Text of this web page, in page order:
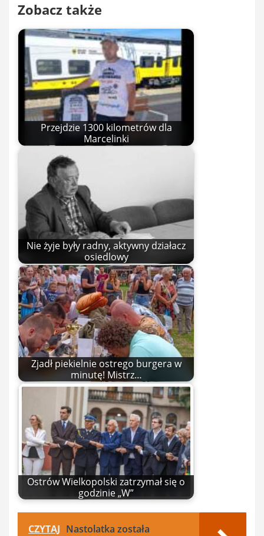
Zobacz także
Przejdzie 1300 kilometrów dla
Marcelinki
Nie żyje były radny, aktywny działacz
osiedlowy
Zjadł piekielnie ostrego burgera w
minutę! Mistrz…
Ostrów Wielkopolski zatrzymał się o
godzinie „W”
CZYTAJ Nastolatka została